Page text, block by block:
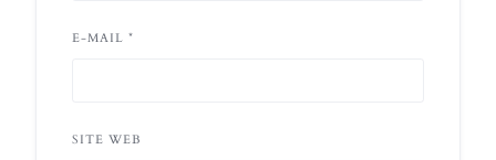
E-MAIL *
SITE WEB